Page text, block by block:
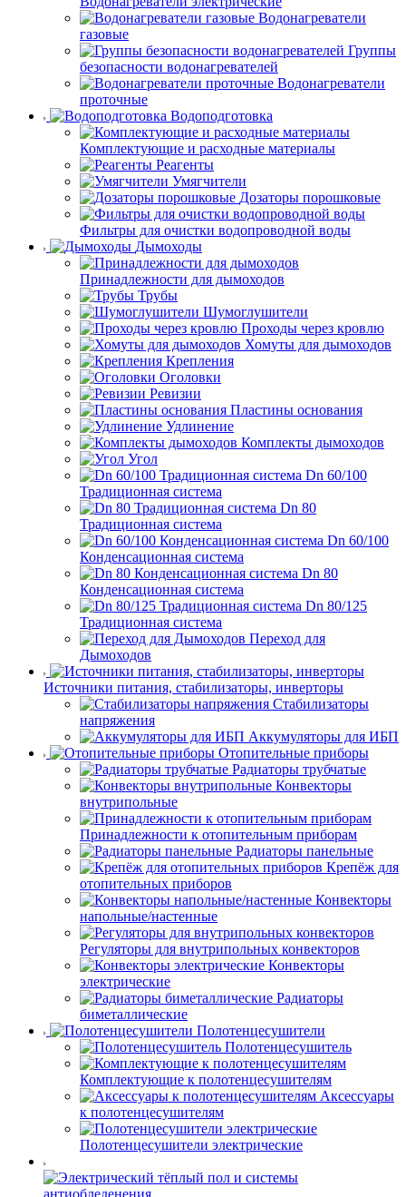
Водонагреватели
газовые
Группы
безопасности водонагревателей
Водонагреватели
проточные
Водоподготовка
Комплектующие и расходные материалы
Реагенты
Умягчители
Дозаторы порошковые
Фильтры для очистки водопроводной воды
Дымоходы
Принадлежности для дымоходов
Трубы
Шумоглушители
Проходы через кровлю
Хомуты для дымоходов
Крепления
Оголовки
Ревизии
Пластины основания
Удлинение
Комплекты дымоходов
Угол
Dn 60/100
Традиционная система
Dn 80
Традиционная система
Dn 60/100
Конденсационная система
Dn 80
Конденсационная система
Dn 80/125
Традиционная система
Переход для
Дымоходов
Источники питания, стабилизаторы, инверторы
Стабилизаторы
напряжения
Аккумуляторы для ИБП
Отопительные приборы
Радиаторы трубчатые
Конвекторы
внутрипольные
Принадлежности к отопительным приборам
Радиаторы панельные
Крепёж для
отопительных приборов
Конвекторы
напольные/настенные
Регуляторы для внутрипольных конвекторов
Конвекторы
электрические
Радиаторы
биметаллические
Полотенцесушители
Полотенцесушитель
Комплектующие к полотенцесушителям
Аксессуары
к полотенцесушителям
Полотенцесушители электрические